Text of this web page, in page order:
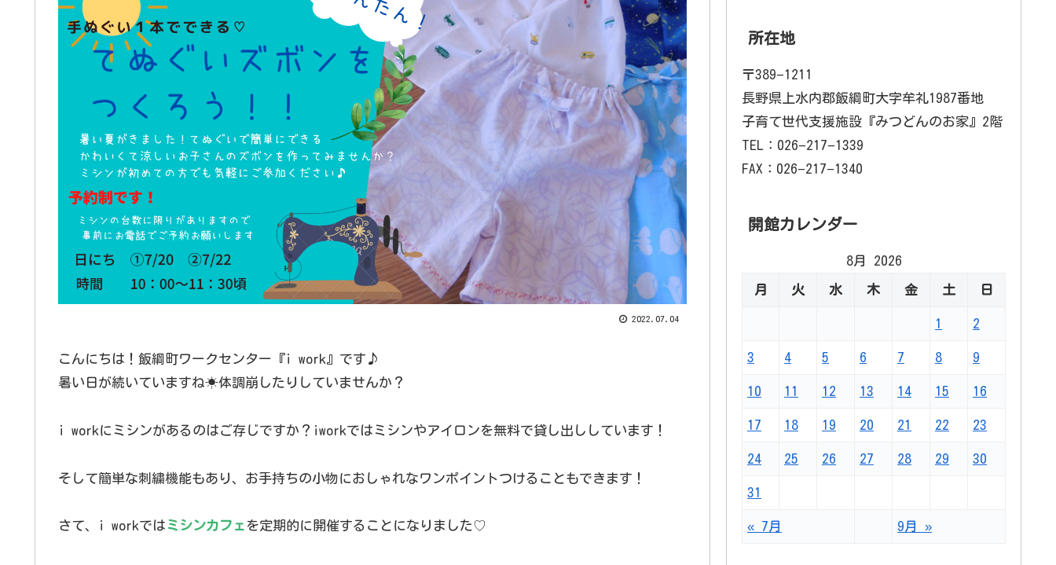
2022.07.04
こんにちは！飯綱町ワークセンター『i work』です♪
暑い日が続いていますね☀体調崩したりしていませんか？
i workにミシンがあるのはご存じですか？iworkではミシンやアイロンを無料で貸し出ししています！
そして簡単な刺繍機能もあり、お手持ちの小物におしゃれなワンポイントつけることもできます！
さて、i workではミシンカフェ を定期的に開催することになりました♡
所在地
〒389−1211
長野県上水内郡飯綱町大字牟礼1987番地
子育て世代支援施設『みつどんのお家』2階
TEL：026−217−1339
FAX：026−217−1340
開館カレンダー
8月 2026
月 火 水 木 金 土 日
1 2
3 4 5 6 7 8 9
10 11 12 13 14 15 16
17 18 19 20 21 22 23
24 25 26 27 28 29 30
31
« 7月 9月 »